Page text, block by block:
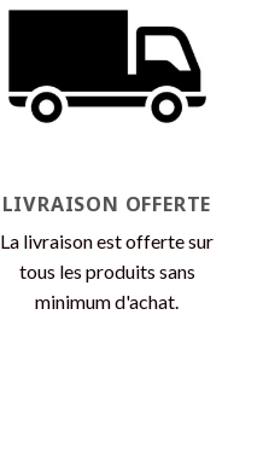
peuvent
être
choisies
sur
produit
LIVRAISON OFFERTE
La livraison est offerte sur
tous les produits sans
minimum d'achat.